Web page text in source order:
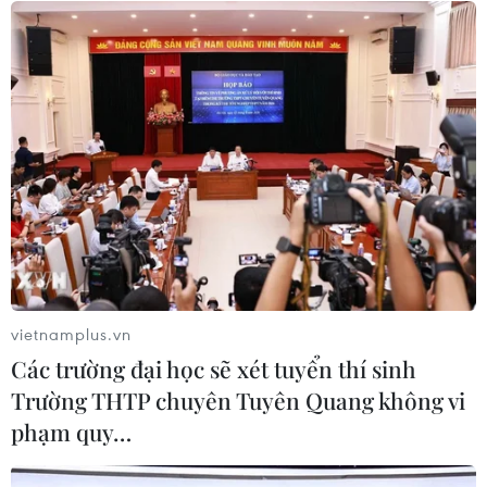
Sản phụ ở Australia sinh 4 bé gái
cùng trứng theo cách hoàn toàn tự
nhiên
22/07/2026 06:38
Thành phố Hồ Chí Minh: 5 người tử
vong vì bệnh dại trong 6 tháng đầu
năm
20/07/2026 05:41
Vụ ngạt khí tại trang trại heo
ở Thanh Hóa: 5 người tử vong, nhiều
nạn nhân cấp cứu
vietnamplus.vn
Các trường đại học sẽ xét tuyển thí sinh
Trường THTP chuyên Tuyên Quang không vi
phạm quy…